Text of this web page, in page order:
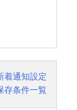
着通知設定
存条件一覧